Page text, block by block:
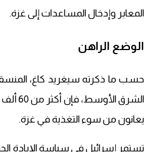
المعابر وإدخال المساعدات إلى غزة.
الوضع الراهن
حسب ما ذكرته سيغريد كاغ،
الشرق
يعانون من سوء التغذية في غزة.
تستمر إسرائيل في سياسة الإبادة